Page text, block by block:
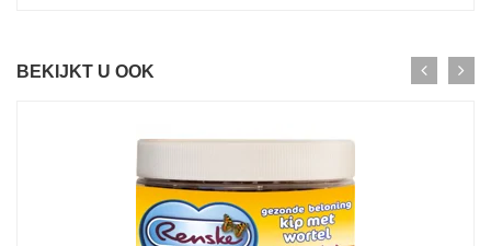
BEKIJKT U OOK